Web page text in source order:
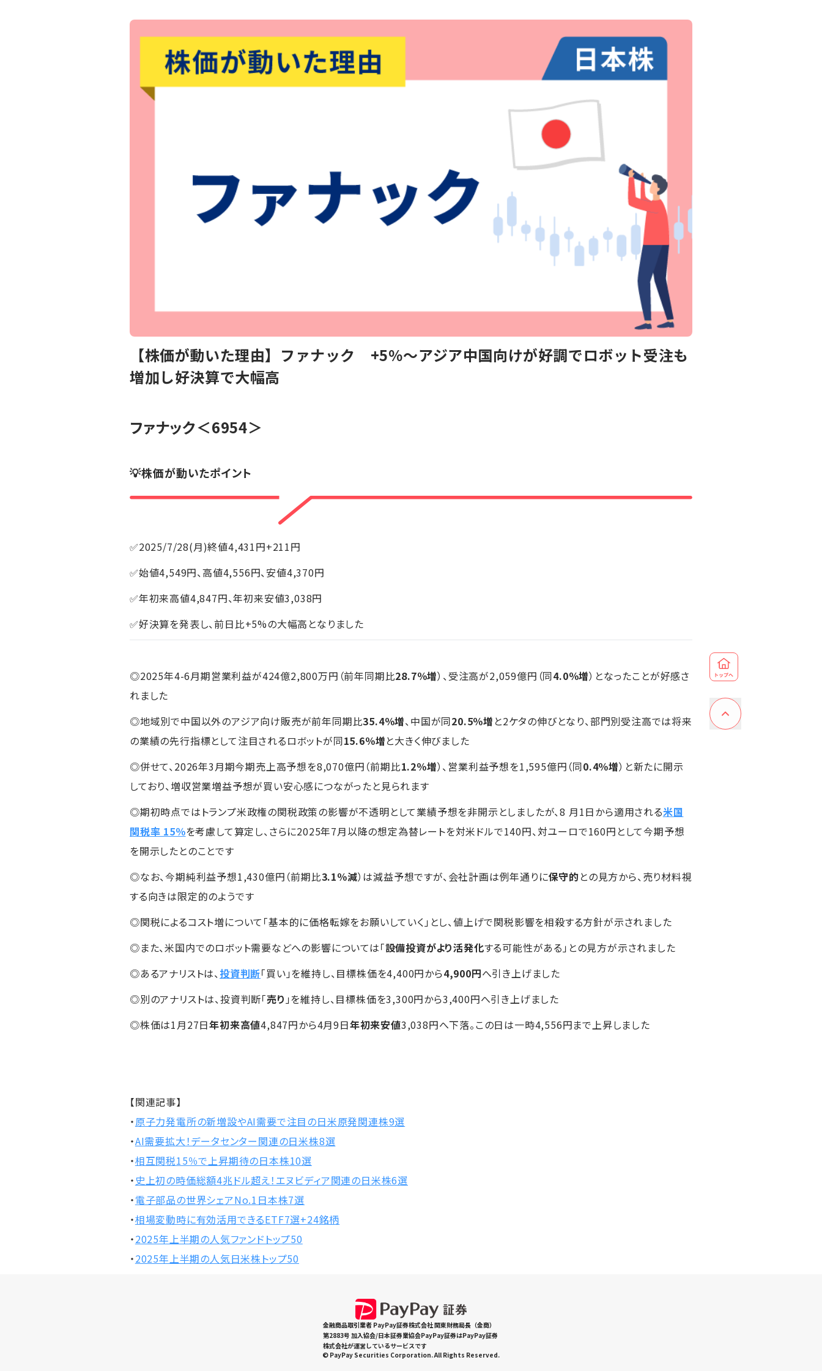
【株価が動いた理由】ファナック +5％～アジア中国向けが好調でロボット受注も
増加し好決算で大幅高
ファナック＜6954＞
💡株価が動いたポイント
✅2025/7/28(月)終値4,431円+211円
✅始値4,549円、高値4,556円、安値4,370円
✅年初来高値4,847円、年初来安値3,038円
✅好決算を発表し、前日比+5%の大幅高となりました
◎2025年4-6月期営業利益が424億2,800万円（前年同期比28.7％増）、受注高が2,059億円（同4.0％増）となったことが好感さ
れました
◎地域別で中国以外のアジア向け販売が前年同期比35.4％増、中国が同20.5％増 と2ケタの伸びとなり、部門別受注高では将来
の業績の先行指標として注目されるロボットが同15.6％増と大きく伸びました
◎併せて、2026年3月期今期売上高予想を8,070億円（前期比1.2％増）、営業利益予想を1,595億円（同0.4％増）と新たに開示
しており、増収営業増益予想が買い安心感につながったと見られます
◎期初時点ではトランプ米政権の関税政策の影響が不透明として業績予想を非開示としましたが、8 月1日から適用される米国
関税率 15％を考慮して算定し、さらに2025年7月以降の想定為替レートを対米ドルで140円、対ユーロで160円として今期予想
を開示したとのことです
◎なお、今期純利益予想1,430億円（前期比3.1％減）は減益予想ですが、会社計画は例年通りに保守的 との見方から、売り材料視
する向きは限定的のようです
◎関税によるコスト増について「基本的に価格転嫁をお願いしていく」とし、値上げで関税影響を相殺する方針が示されました
◎また、米国内でのロボット需要などへの影響については「設備投資がより活発化する可能性がある」との見方が示されました
◎あるアナリストは、投資判断「買い」を維持し、目標株価を4,400円から4,900円へ引き上げました
◎別のアナリストは、投資判断「売り 」を維持し、目標株価を3,300円から3,400円へ引き上げました
◎株価は1月27日年初来高値4,847円から4月9日年初来安値3,038円へ下落。この日は一時4,556円まで上昇しました
【関連記事】
・原子力発電所の新増設やAI需要で注目の日米原発関連株9選
・AI需要拡大！データセンター関連の日米株8選
・相互関税15％で上昇期待の日本株10選
・ 史上初の時価総額4兆ドル超え！エヌビディア関連の日米株6選
・電子部品の世界シェアNo.1日本株7選
・相場変動時に有効活用できるETF7選+24銘柄
・2025年上半期の人気ファンドトップ50
・2025年上半期の人気日米株トップ50
金融商品取引業者 PayPay証券株式会社 関東財務局長（金商）
第2883号 加入協会/日本証券業協会PayPay証券はPayPay証券
株式会社が運営しているサービスです
© PayPay Securities Corporation. All Rights Reserved.